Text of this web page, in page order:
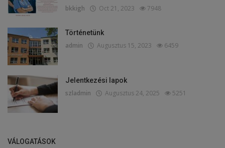
bkkigh Oct 21, 2023 7948
Történetünk
admin Augusztus 15, 2023 6459
Jelentkezési lapok
szladmin Augusztus 24, 2025 5251
VÁLOGATÁSOK